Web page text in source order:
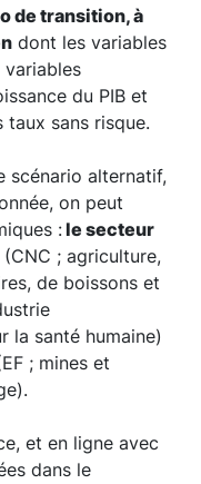
de transition, à
dont les variables
du PIB et
sans risque.
scénario alternatif,
on peut
:le secteur
(CNC ; agriculture,
de boissons et
la santé humaine)
; mines et
et en ligne avec
dans le